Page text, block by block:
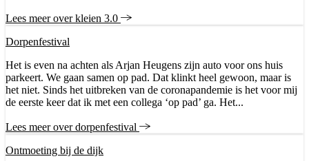
Lees meer over kleien 3.0
Dorpenfestival
Het is even na achten als Arjan Heugens zijn auto voor ons huis
parkeert. We gaan samen op pad. Dat klinkt heel gewoon, maar is
het niet. Sinds het uitbreken van de coronapandemie is het voor mij
de eerste keer dat ik met een collega ‘op pad’ ga. Het...
Lees meer over dorpenfestival
Ontmoeting bij de dijk